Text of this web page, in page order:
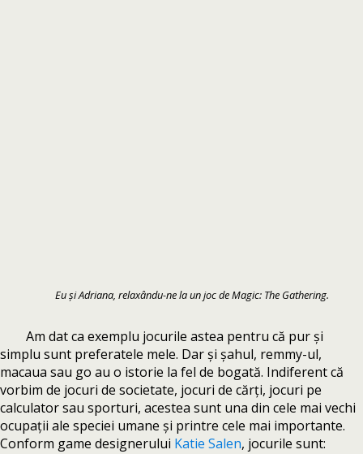
Eu și Adriana, relaxându-ne la un joc de Magic: The Gathering.
Am dat ca exemplu jocurile astea pentru că pur și
simplu sunt preferatele mele. Dar și șahul, remmy-ul,
macaua sau go au o istorie la fel de bogată. Indiferent că
vorbim de jocuri de societate, jocuri de cărți, jocuri pe
calculator sau sporturi, acestea sunt una din cele mai vechi
ocupații ale speciei umane și printre cele mai importante.
Conform game designerului Katie Salen, jocurile sunt: